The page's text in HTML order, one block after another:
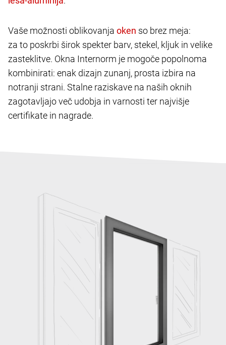
Vaše možnosti oblikovanja
so brez meja:
za to poskrbi širok spekter barv, stekel, kljuk in velike
zasteklitve. Okna Internorm je mogoče popolnoma
kombinirati: enak dizajn zunanj, prosta izbira na
notranji strani. Stalne raziskave na naših oknih
zagotavljajo več udobja in varnosti ter najvišje
certifikate in nagrade.